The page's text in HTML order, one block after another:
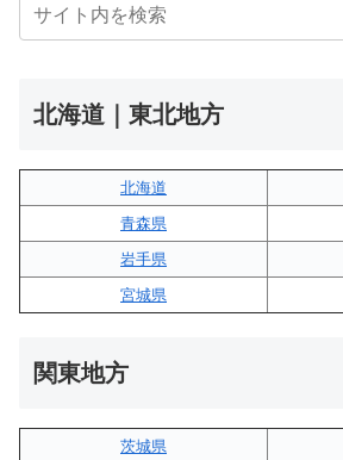
北海道｜東北地方
北海道
青森県
岩手県
宮城県
関東地方
茨城県